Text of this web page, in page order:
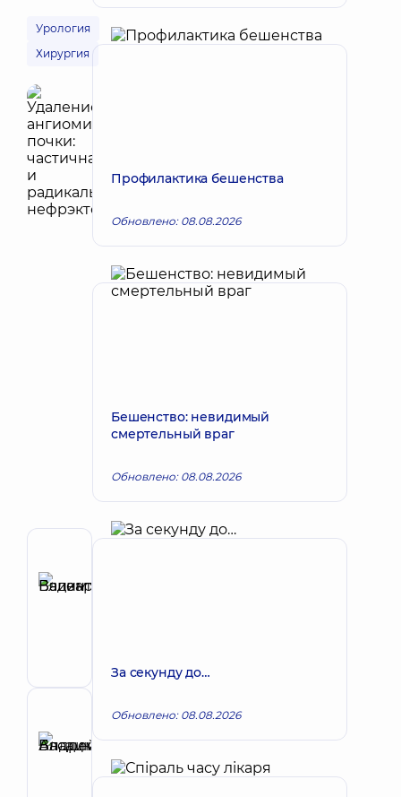
Урология
Хирургия
проктолог
Рецензент
Басацкий
Андрей
Владимирович
Запись к врачу
Профилактика бешенства
Обновлено: 08.08.2026
Бешенство: невидимый
смертельный враг
Обновлено: 08.08.2026
За секунду до…
Обновлено: 08.08.2026